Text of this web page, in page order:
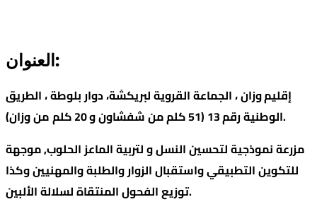
العنوان:
إقليموزان،الجماعةالقرويةلبريكشة،دواربلوطة،الطريق
الوطنيةرقم 13 (51 كلم من شفشاونو كلممن
وزان).
مزرعةنموذجيةلتحسينالنسلولتربيةالماعزالحلوب,موجهة
للتكوينالتطبيقيواستقبالالزواروالطلبةوالمهنيينوكذا
توزيعالفحولالمنتقاةلسلالةالألبين
.